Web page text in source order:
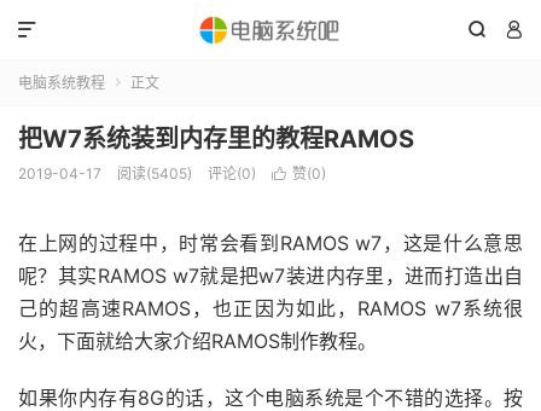
 

电脑系统教程  正文
把W7系统装到内存里的教程RAMOS
2019-04-17 阅读(5405) 评论(0)  赞(0)
在上网的过程中，时常会看到RAMOS w7，这是什么意思
呢？其实RAMOS w7就是把w7装进内存里，进而打造出自
己的超高速RAMOS，也正因为如此，RAMOS w7系统很
火，下面就给大家介绍RAMOS制作教程。
如果你内存有8G的话，这个电脑系统是个不错的选择。按